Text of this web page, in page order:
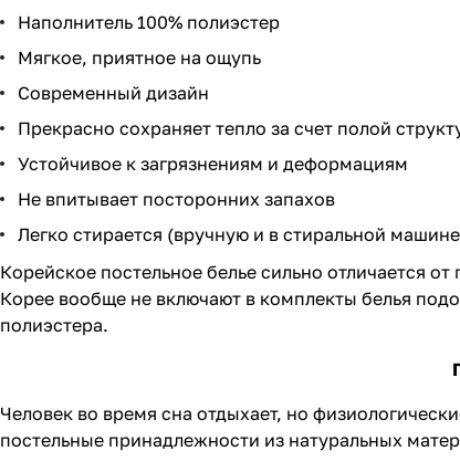
Наполнитель 100% полиэстер
Мягкое, приятное на ощупь
Современный дизайн
Прекрасно сохраняет тепло за счет полой
Устойчивое к загрязнениям и деформациям
Не впитывает посторонних запахов
Легко стирается (вручную и в стиральной
Корейское постельное белье сильно отличается
Корее вообще не включают в комплекты белья
полиэстера.
Человек во время сна отдыхает, но
постельные принадлежности из натуральных